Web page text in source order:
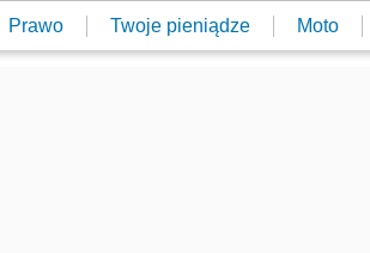
Prawo Twoje pieniądze Moto